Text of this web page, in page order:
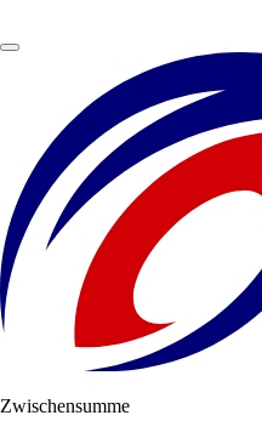
Zwischensumme